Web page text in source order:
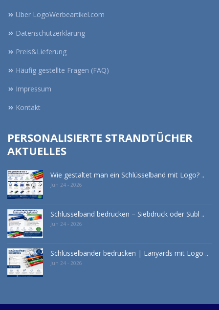
Über LogoWerbeartikel.com
Datenschutzerklärung
Preis&Lieferung
Häufig gestellte Fragen (FAQ)
Impressum
Kontakt
PERSONALISIERTE STRANDTÜCHER
AKTUELLES
Wie gestaltet man ein Schlüsselband mit Logo? ..
Jun 24 - 2026
Schlüsselband bedrucken – Siebdruck oder Subl ..
Jun 24 - 2026
Schlüsselbänder bedrucken | Lanyards mit Logo ..
Jun 24 - 2026